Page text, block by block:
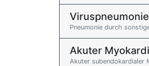
Pneumonie durch
Akuter
Akuter subendokardialer